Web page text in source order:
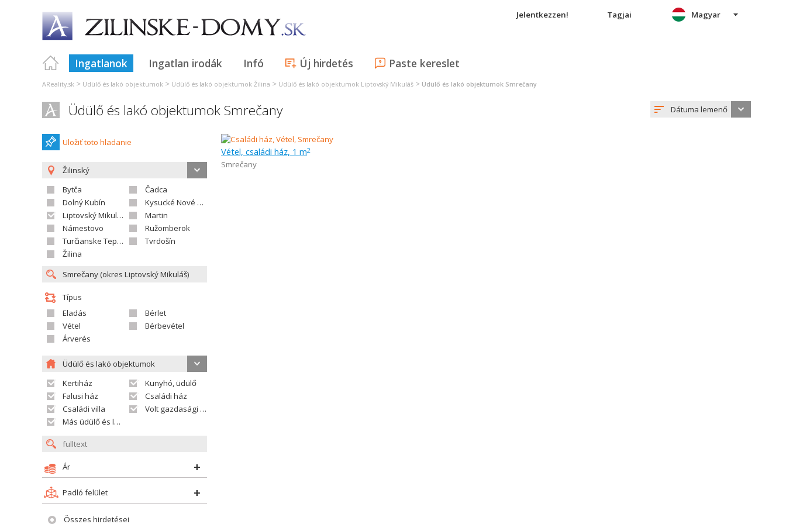
Jelentkezzen! Tagjai
Ingatlanok Ingatlan irodák Infó Új hirdetés Paste kereslet
Magyar
AReality.sk > Üdülő és lakó objektumok > Üdülő és lakó objektumok Žilina > Üdülő és lakó objektumok Liptovský Mikuláš > Üdülő és lakó objektumok Smrečany
Üdülő és lakó objektumok Smrečany Dátuma lemenő
Uložiť toto hladanie
Žilinský
Bytča
Čadca
Dolný Kubín
Kysucké Nové Mesto
Liptovský Mikuláš
Martin
Námestovo
Ružomberok
Turčianske Teplice
Tvrdošín
Žilina
Típus
Eladás
Bérlet
Vétel
Bérbevétel
Árverés
Üdülő és lakó objektumok
Kertiház
Kunyhó, üdülő
Falusi ház
Családi ház
Családi villa
Volt gazdasági település
Más üdülő és lakó objektumok
Ár
Padló felület
Összes hirdetései
Vétel, családi ház, 1 m2
Smrečany